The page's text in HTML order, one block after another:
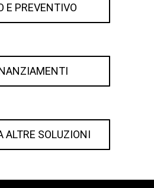
E PREVENTIVO
ALTRE SOLUZIONI